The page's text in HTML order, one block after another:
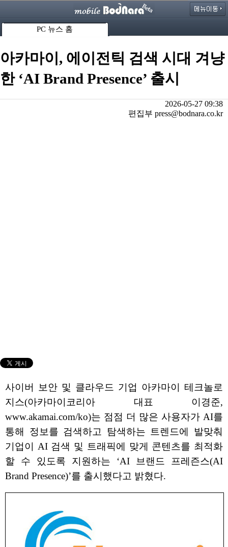
PC 뉴스 홈
아카마이, 에이전틱 검색 시대 겨냥
한 ‘AI Brand Presence’ 출시
2026-05-27 09:38
편집부 press@bodnara.co.kr
사이버 보안 및 클라우드 기업 아카마이 테크놀로
지스(아카마이코리아 대표 이경준,
www.akamai.com/ko)는 점점 더 많은 사용자가 AI를
통해 정보를 검색하고 탐색하는 트렌드에 발맞춰
기업이 AI 검색 및 트래픽에 맞게 콘텐츠를 최적화
할 수 있도록 지원하는 ‘AI 브랜드 프레즌스(AI
Brand Presence)’를 출시했다고 밝혔다.